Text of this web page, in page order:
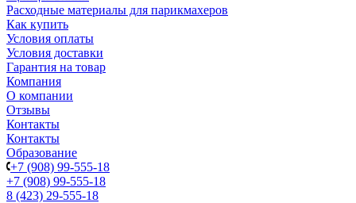
Расходные материалы для парикмахеров
Как купить
Условия оплаты
Условия доставки
Гарантия на товар
Компания
О компании
Отзывы
Контакты
Контакты
Образование
+7 (908) 99-555-18
+7 (908) 99-555-18
8 (423) 29-555-18